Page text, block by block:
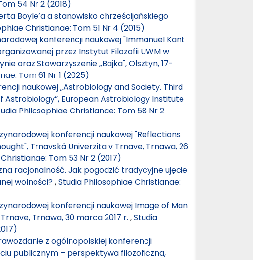
54 Nr 2 (2018)
Boyle’a a stanowisko chrześcijańskiego
Christianae: Tom 51 Nr 4 (2015)
konferencji naukowej "Immanuel Kant
przez Instytut Filozofii UWM w
oraz Stowarzyszenie „Bajka", Olsztyn, 17-
Tom 61 Nr 1 (2025)
naukowej „Astrobiology and Society. Third
European Astrobiology Institute
Philosophiae Christianae: Tom 58 Nr 2
konferencji naukowej "Reflections
Trnavská Univerzita v Trnave, Trnawa, 26
Tom 53 Nr 2 (2017)
racjonalność. Jak pogodzić tradycyjne ujęcie
wolności?,Studia Philosophiae Christianae:
konferencji naukowej Image of Man
Trnawa, 30 marca 2017 r. ,Studia
z ogólnopolskiej konferencji
publicznym – perspektywa filozoficzna,